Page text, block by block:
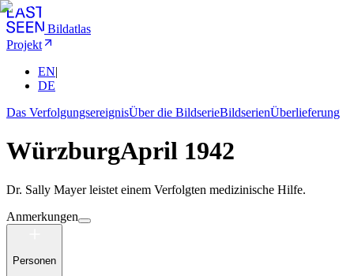
Bildatlas
Projekt
EN|
DE
Das VerfolgungsereignisÜber die BildserieBildserienÜberlieferung
WürzburgApril 1942
Dr. Sally Mayer leistet einem Verfolgten medizinische Hilfe.
Anmerkungen
Personen